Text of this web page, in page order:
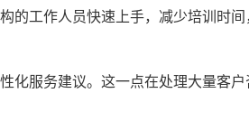
的工作人员快速上手，减少培训时
化服务建议。这一点在处理大量客